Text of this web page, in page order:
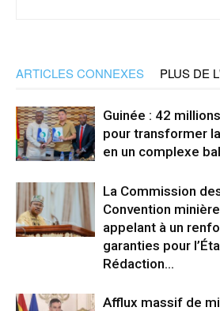
ARTICLES CONNEXES PLUS DE
Guinée : 42
pour transformer
en un complexe
La Commission
Convention
appelant à un
garanties pour
Rédaction...
Afflux massif de